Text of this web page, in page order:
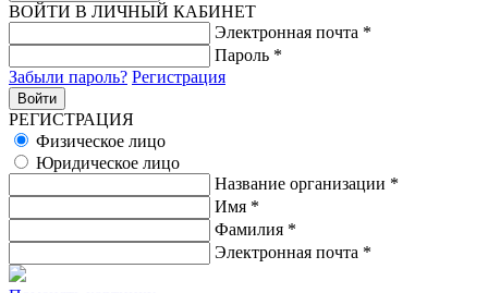
ВОЙТИ В ЛИЧНЫЙ КАБИНЕТ
Электронная почта *
Пароль *
Забыли пароль? Регистрация
РЕГИСТРАЦИЯ
Физическое лицо
Юридическое лицо
Название организации *
Имя *
Фамилия *
Электронная почта *